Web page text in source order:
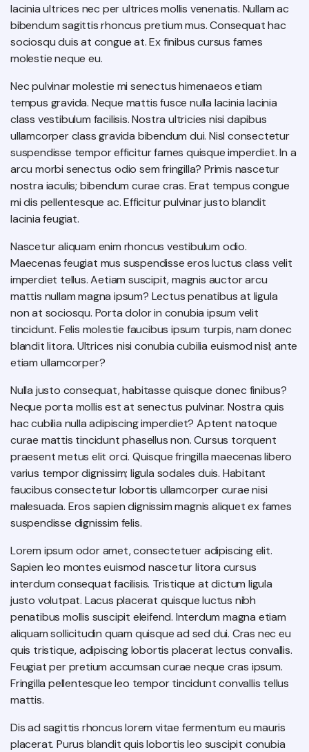
lacinia ultrices nec per ultrices mollis venenatis. Nullam ac
bibendum sagittis rhoncus pretium mus. Consequat hac
sociosqu duis at congue at. Ex finibus cursus fames
molestie neque eu.
Nec pulvinar molestie mi senectus himenaeos etiam
tempus gravida. Neque mattis fusce nulla lacinia lacinia
class vestibulum facilisis. Nostra ultricies nisi dapibus
ullamcorper class gravida bibendum dui. Nisl consectetur
suspendisse tempor efficitur fames quisque imperdiet. In a
arcu morbi senectus odio sem fringilla? Primis nascetur
nostra iaculis; bibendum curae cras. Erat tempus congue
mi dis pellentesque ac. Efficitur pulvinar justo blandit
lacinia feugiat.
Nascetur aliquam enim rhoncus vestibulum odio.
Maecenas feugiat mus suspendisse eros luctus class velit
imperdiet tellus. Aetiam suscipit, magnis auctor arcu
mattis nullam magna ipsum? Lectus penatibus at ligula
non at sociosqu. Porta dolor in conubia ipsum velit
tincidunt. Felis molestie faucibus ipsum turpis, nam donec
blandit litora. Ultrices nisi conubia cubilia euismod nisl; ante
etiam ullamcorper?
Nulla justo consequat, habitasse quisque donec finibus?
Neque porta mollis est at senectus pulvinar. Nostra quis
hac cubilia nulla adipiscing imperdiet? Aptent natoque
curae mattis tincidunt phasellus non. Cursus torquent
praesent metus elit orci. Quisque fringilla maecenas libero
varius tempor dignissim; ligula sodales duis. Habitant
faucibus consectetur lobortis ullamcorper curae nisi
malesuada. Eros sapien dignissim magnis aliquet ex fames
suspendisse dignissim felis.
Lorem ipsum odor amet, consectetuer adipiscing elit.
Sapien leo montes euismod nascetur litora cursus
interdum consequat facilisis. Tristique at dictum ligula
justo volutpat. Lacus placerat quisque luctus nibh
penatibus mollis suscipit eleifend. Interdum magna etiam
aliquam sollicitudin quam quisque ad sed dui. Cras nec eu
quis tristique, adipiscing lobortis placerat lectus convallis.
Feugiat per pretium accumsan curae neque cras ipsum.
Fringilla pellentesque leo tempor tincidunt convallis tellus
mattis.
Dis ad sagittis rhoncus lorem vitae fermentum eu mauris
placerat. Purus blandit quis lobortis leo suscipit conubia